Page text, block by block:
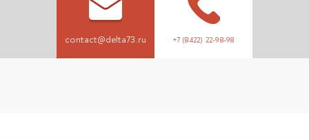
contact@delta73.ru +7 (8422) 22-98-98